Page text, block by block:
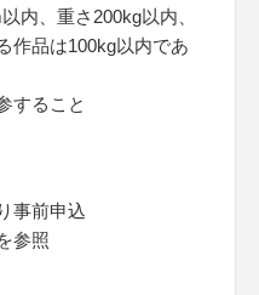
内、重さ200kg以内、
作品は100kg以内であ
すること
事前申込
参照